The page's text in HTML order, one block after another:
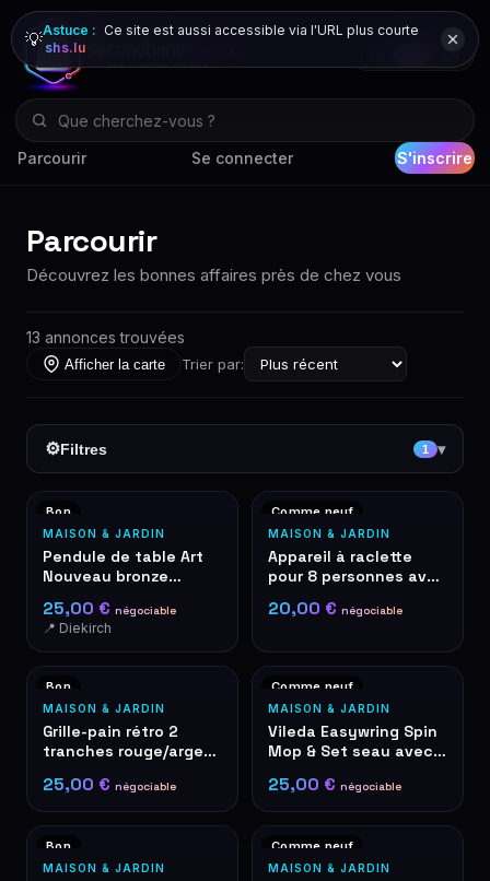
Parcourir Se connecter S'inscrire
💡Astuce : Ce site est aussi accessible via l'URL plus courte
shs.lu
Parcourir
Découvrez les bonnes affaires près de chez vous
13 annonces trouvées
Afficher la carte Trier par:
⚙Filtres 1 ▾
Bon
MAISON & JARDIN
Pendule de table Art
Nouveau bronze
décoratives
25,00 € négociable
📍 Diekirch
Comme neuf
MAISON & JARDIN
Appareil à raclette
pour 8 personnes avec
20,00 € négociable
Bon
MAISON & JARDIN
Grille-pain rétro 2
tranches rouge/argent
25,00 € négociable
Comme neuf
MAISON & JARDIN
Vileda Easywring Spin
Mop & Set seau avec
25,00 € négociable
Bon
MAISON & JARDIN
Comme neuf
MAISON & JARDIN